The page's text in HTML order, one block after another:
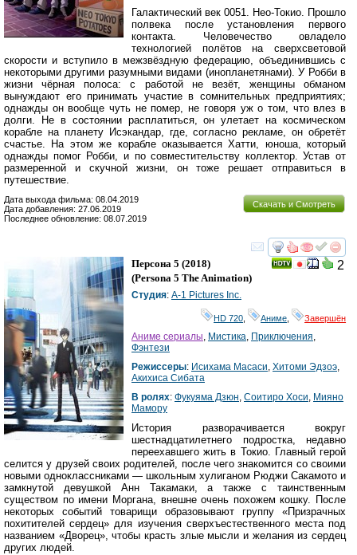
Галактический век 0051. Нео-Токио. Прошло
полвека после установления первого
контакта. Человечество овладело
технологией полётов на сверхсветовой
скорости и вступило в межзвёздную федерацию, объединившись с
некоторыми другими разумными видами (инопланетянами). У Робби в
жизни чёрная полоса: с работой не везёт, женщины обманом
вынуждают его принимать участие в сомнительных предприятиях;
однажды он вообще чуть не помер, не говоря уж о том, что влез в
долги. Не в состоянии расплатиться, он улетает на космическом
корабле на планету Исэкандар, где, согласно рекламе, он обретёт
счастье. На этом же корабле оказывается Хатти, юноша, который
однажды помог Робби, и по совместительству коллектор. Устав от
размеренной и скучной жизни, он тоже решает отправиться в
путешествие.
Скачать и Смотреть
Дата выхода фильма: 08.04.2019
Дата добавления: 27.06.2019
Последнее обновление: 08.07.2019
смотреть
2
Персона 5 (2018)
(Persona 5 The Animation)
Студия: A-1 Pictures Inc.
HD 720 Аниме Завершён
Аниме сериалы, Мистика, Приключения,
Фэнтези
Режиссеры: Исихама Масаси, Хитоми Эдзоэ,
Акихиса Сибата
В ролях: Фукуяма Дзюн, Соитиро Хоси, Мияно
Мамору
История разворачивается вокруг
шестнадцатилетнего подростка, недавно
переехавшего жить в Токио. Главный герой
селится у друзей своих родителей, после чего знакомится со своими
новыми одноклассниками — школьным хулиганом Рюджи Сакамото и
замкнутой девушкой Анн Такамаки, а также с таинственным
существом по имени Моргана, внешне очень похожем кошку. После
некоторых событий товарищи образовывают группу «Призрачных
похитителей сердец» для изучения сверхъестественного места под
названием «Дворец», чтобы красть злые мысли и желания из сердец
других людей.